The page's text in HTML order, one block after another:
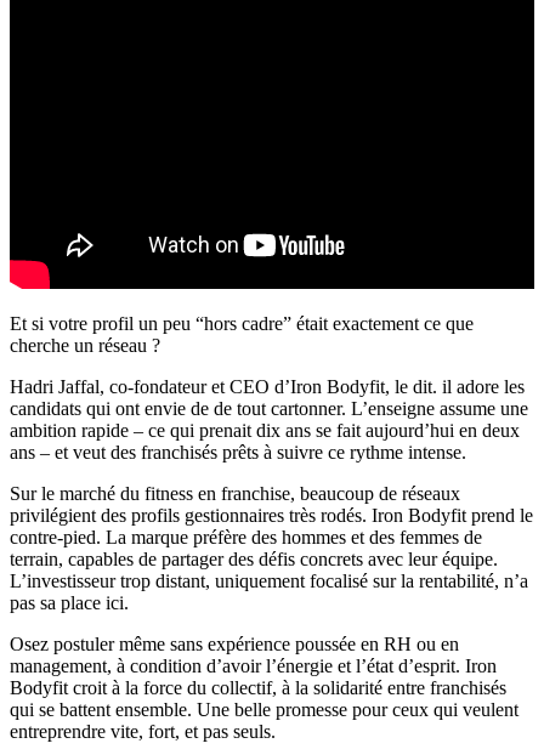
Et si votre profil un peu “hors cadre” était exactement ce que
cherche un réseau ?
Hadri Jaffal, co-fondateur et CEO d’Iron Bodyfit, le dit. il adore les
candidats qui ont envie de de tout cartonner. L’enseigne assume une
ambition rapide – ce qui prenait dix ans se fait aujourd’hui en deux
ans – et veut des franchisés prêts à suivre ce rythme intense.
Sur le marché du fitness en franchise, beaucoup de réseaux
privilégient des profils gestionnaires très rodés. Iron Bodyfit prend le
contre-pied. La marque préfère des hommes et des femmes de
terrain, capables de partager des défis concrets avec leur équipe.
L’investisseur trop distant, uniquement focalisé sur la rentabilité, n’a
pas sa place ici.
Osez postuler même sans expérience poussée en RH ou en
management, à condition d’avoir l’énergie et l’état d’esprit. Iron
Bodyfit croit à la force du collectif, à la solidarité entre franchisés
qui se battent ensemble. Une belle promesse pour ceux qui veulent
entreprendre vite, fort, et pas seuls.